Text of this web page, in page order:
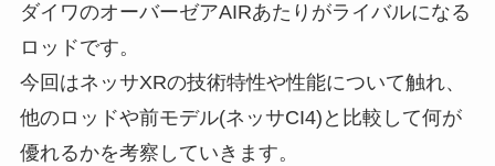
ダイワのオーバーゼアAIRあたりがライバルになる
ロッドです。
今回はネッサXRの技術特性や性能について触れ、
他のロッドや前モデル(ネッサCI4)と比較して何が
優れるかを考察していきます。